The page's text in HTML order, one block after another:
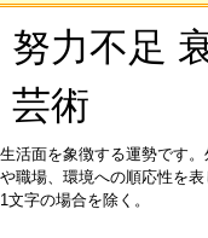
努力不足
芸術
生活面を象徴する運勢です
や職場、環境への順応性を
1文字の場合を除く。